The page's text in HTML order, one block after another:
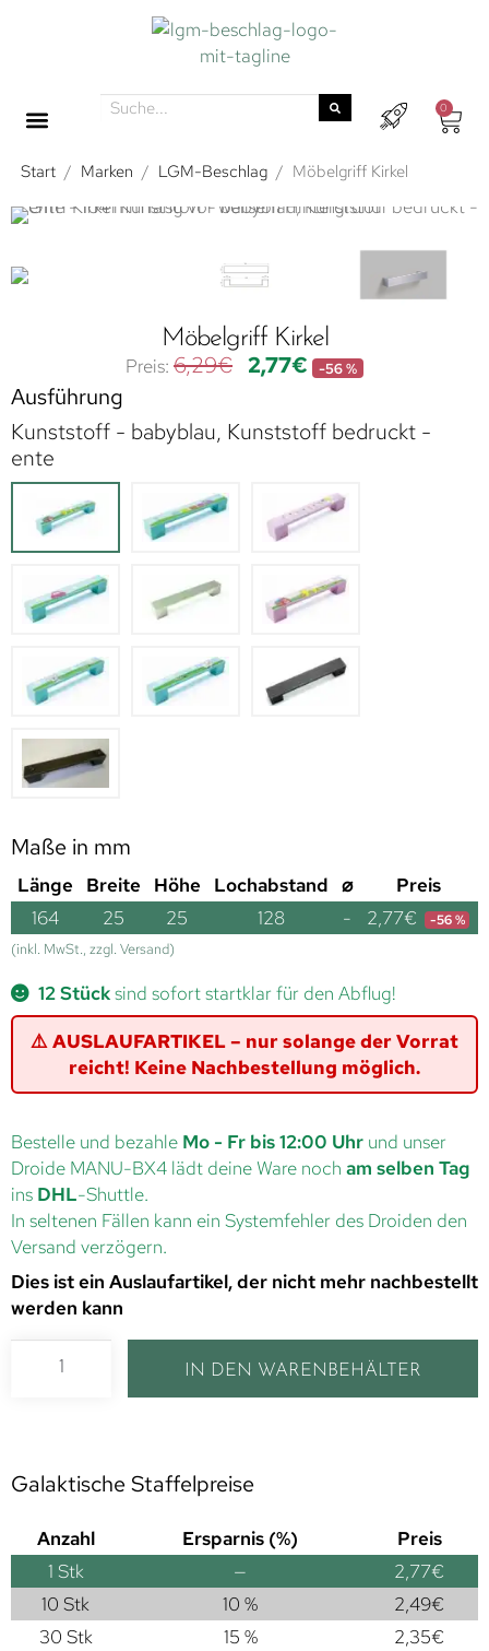
0
Start / Marken / LGM-Beschlag / Möbelgriff Kirkel
Möbelgriff Kirkel
6,29€ 2,77€ -56 %
Ausführung
Kunststoff - babyblau, Kunststoff bedruckt -
ente
Maße in mm
Länge Breite Höhe Lochabstand ⌀
Preis
164
25 25 128 - 2,77€ -56 %
(inkl. MwSt., zzgl. Versand)
12 Stücksind sofort startklar für den Abflug!
⚠️ AUSLAUFARTIKEL – nur solange der Vorrat
reicht! Keine Nachbestellung möglich.
Bestelle und bezahle Mo - Fr bis 12:00 Uhr und unser
Droide MANU-BX4 lädt deine Ware noch am selben Tag
ins DHL-Shuttle.
In seltenen Fällen kann ein Systemfehler des Droiden den
Versand verzögern.
Dies ist ein Auslaufartikel, der nicht mehr nachbestellt
werden kann
IN DEN WARENBEHÄLTER
Galaktische Staffelpreise
Anzahl Ersparnis (%)
Preis
1 Stk — 2,77€
10 Stk
10 % 2,49€
30 Stk
15 % 2,35€